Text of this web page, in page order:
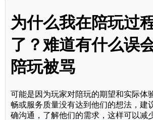
为什么我在陪玩过
了？难道有什么误
陪玩被骂
可能是因为玩家对陪玩的期望和实际体
畅或服务质量没有达到他们的想法，建
确沟通，了解他们的需求，这样可以减